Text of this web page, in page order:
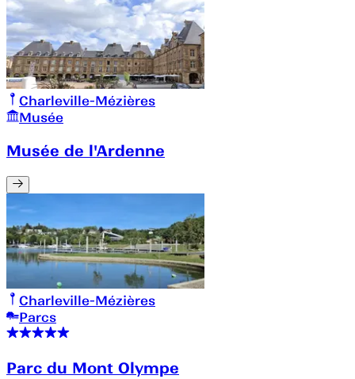
Charleville-Mézières
Musée
Musée de l'Ardenne
Charleville-Mézières
Parcs
Parc du Mont Olympe